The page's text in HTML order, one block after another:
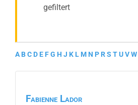
gefiltert
A BC D E FG H J K L M N P RS TUVW
Fabienne Lador